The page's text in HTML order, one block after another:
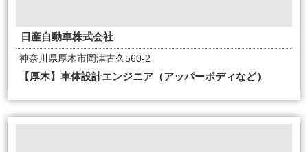
日産自動車株式会社
神奈川県厚木市岡津古久560-2
【厚木】車体設計エンジニア（アッパーボディなど）